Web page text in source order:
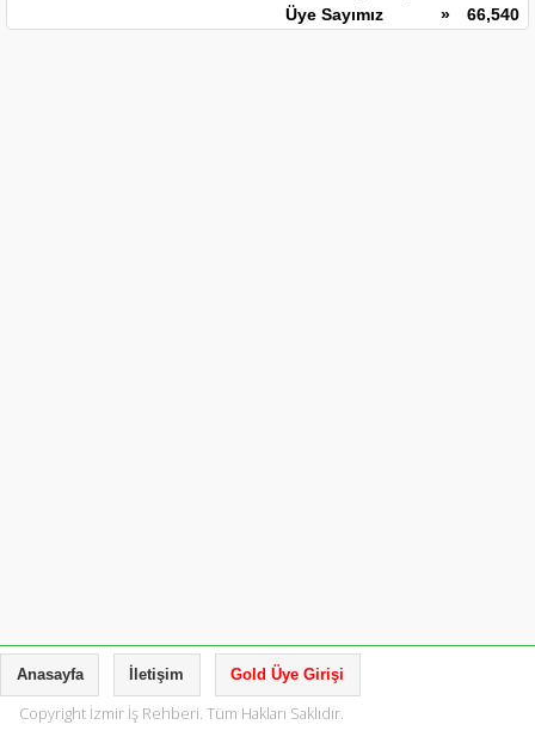
Üye Sayımız
» 66,540
Anasayfa İletişim Gold Üye Girişi
Copyright İzmir İş Rehberi. Tüm Hakları Saklıdır.